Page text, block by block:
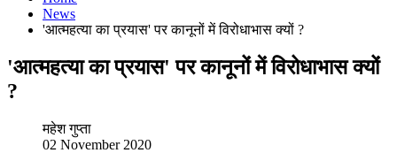
News
'आत्महत्या का प्रयास' पर कानूनों में विरोधाभास क्यों ?
'आत्महत्या का प्रयास' पर कानूनों में विरोधाभास क्यों
?
महेश गुप्ता
02 November 2020